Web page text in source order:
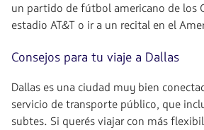
un partido de fútbol americano de los
estadio AT&T o ir a un recital en el
Consejos para tu viaje a Dallas
Dallas es una ciudad muy bien
servicio de transporte público, que
subtes. Si querés viajar con más